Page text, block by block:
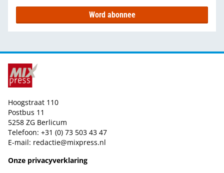
Word abonnee
Hoogstraat 110
Postbus 11
5258 ZG Berlicum
Telefoon: +31 (0) 73 503 43 47
E-mail: redactie@mixpress.nl
Onze privacyverklaring